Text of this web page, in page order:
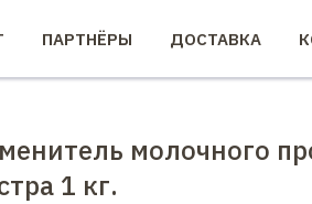
ПАРТНЁРЫ ДОСТАВКА
молочного
1 кг.